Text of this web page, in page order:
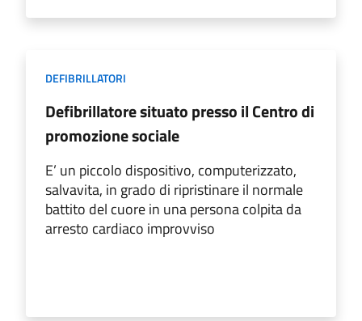
DEFIBRILLATORI
Defibrillatore situato presso il Centro di
promozione sociale
E’ un piccolo dispositivo, computerizzato,
salvavita, in grado di ripristinare il normale
battito del cuore in una persona colpita da
arresto cardiaco improvviso